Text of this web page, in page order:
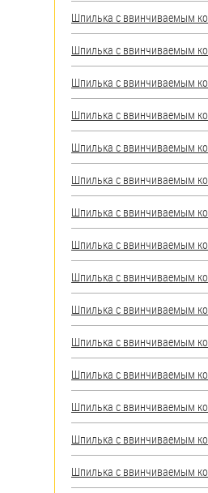
Пробки
Саморезы и шурупы
Стопорные кольца
Такелаж
Хомуты
Шайбы
Шпильки
Шплинты
Штифты и пальцы
Шпилька c ввинчиваемым
Шпилька c ввинчиваемым
Шпилька c ввинчиваемым
Шпилька c ввинчиваемым
Шпилька c ввинчиваемым
Шпилька c ввинчиваемым
Шпилька c ввинчиваемым
Шпилька c ввинчиваемым
Шпилька c ввинчиваемым
Шпилька c ввинчиваемым
Шпилька c ввинчиваемым
Шпилька c ввинчиваемым
Шпилька c ввинчиваемым
Шпилька c ввинчиваемым
Шпилька c ввинчиваемым